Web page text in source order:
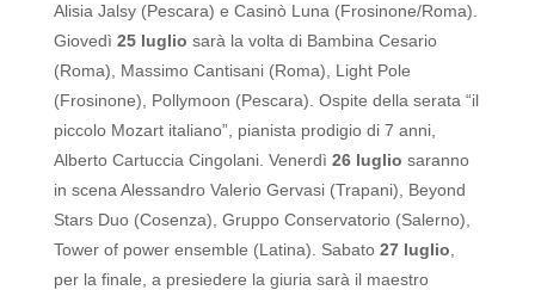
Alisia Jalsy (Pescara) e Casinò Luna (Frosinone/Roma).
Giovedì 25 luglio sarà la volta di Bambina Cesario
(Roma), Massimo Cantisani (Roma), Light Pole
(Frosinone), Pollymoon (Pescara). Ospite della serata “il
piccolo Mozart italiano”, pianista prodigio di 7 anni,
Alberto Cartuccia Cingolani. Venerdì 26 luglio saranno
in scena Alessandro Valerio Gervasi (Trapani), Beyond
Stars Duo (Cosenza), Gruppo Conservatorio (Salerno),
Tower of power ensemble (Latina). Sabato 27 luglio
per la finale, a presiedere la giuria sarà il maestro